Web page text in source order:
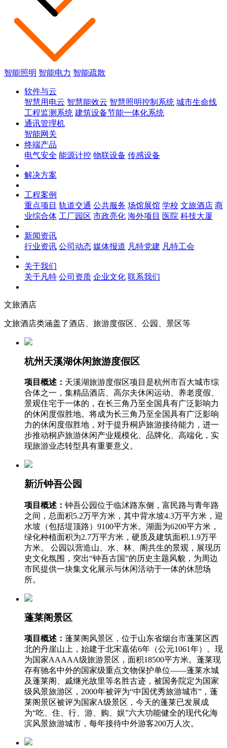
智能照明 智能电力 智能疏散
软件与云
智慧用电云 智慧能效云 智慧照明控制系统 城市生命线
工程监测系统 建筑设备节能一体化系统
通讯管理机
智能网关
终端产品
电气安全 能源计控 物联设备 传感设备
解决方案
工程案例
重点项目 轨道交通 公共服务 场馆展馆 学校 文旅酒店 商
业综合体 工厂园区 市政亮化 海外项目 医院 科技大厦
新闻资讯
行业资讯 公司动态 媒体报道 凡特党建 凡特工会
关于我们
关于凡特 公司资质 企业文化 联系我们
文旅酒店
文旅酒店类涵盖了酒店、旅游度假区、公园、景区等
杭州天溪湖休闲旅游度假区
项目概述： 天溪湖旅游度假区项目是杭州市百大城市综
合体之一，集精品酒店、高尔夫休闲运动、养老度假、
景观住宅于一体的，在长三角乃至全国具有广泛影响力
的休闲度假胜地。将成为长三角乃至全国具有广泛影响
力的休闲度假胜地，对于提升桐庐旅游接待能力，进一
步推动桐庐旅游休闲产业规模化、品牌化、高端化，实
现旅游业态转型具有重要意义。
新沂钟吾公园
项目概述： 钟吾公园位于临沭路东侧，富民路与青年路
之间，总面积5.2万平方米，其中背水坡4.3万平方米，迎
水坡（包括堤顶路）9100平方米。湖面为6200平方米，
绿化种植面积为2.7万平方米，硬质及建筑面积.1.9万平
方米。 公园以营造山、水、林、阁共生的景观，展现历
史文化氛围，突出“钟吾古国”的历史主题风貌，为周边
市民提供一块集文化展示与休闲活动于一体的休憩场
所。
蓬莱阁景区
项目概述： 蓬莱阁风景区，位于山东省烟台市蓬莱区西
北的丹崖山上，始建于北宋嘉佑6年（公元1061年）。现
为国家AAAAA级旅游景区，面积18500平方米。蓬莱现
存有驰名中外的国家级重点文物保护单位——蓬莱水城
及蓬莱阁、戚继光故里等名胜古迹，被国务院定为国家
级风景旅游区，2000年被评为“中国优秀旅游城市”，蓬
莱阁景区被评为国家A级景区，今天的蓬莱已发展成
为“吃、住、行、游、购、娱”六大功能健全的现代化海
滨风景旅游城市，每年接待中外游客200万人次。